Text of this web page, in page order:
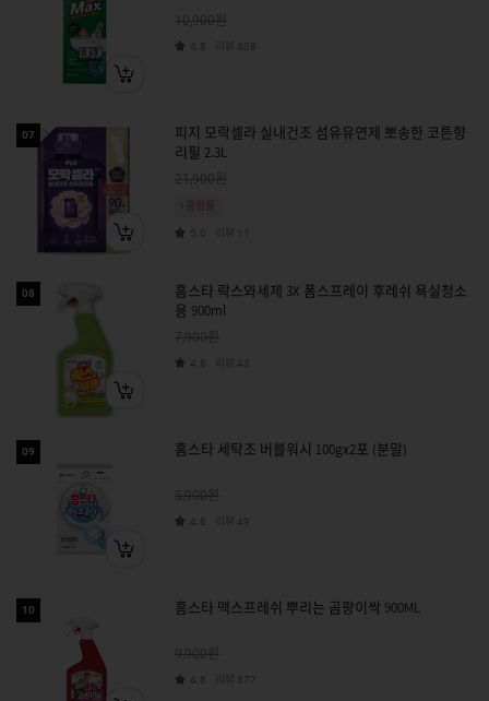
10,900원
4.8 408
07
피지 모락셀라 실내건조 섬유유연제 뽀송한 코튼향
리필 2.3L
21,900원
+증정품
5.0
08
홈스타 락스와세제 3X 폼스프레이 후레쉬 욕실청소
용 900ml
7,900원
4.8 43
09 홈스타 세탁조 버블워시 100gx2포 (분말)
5,900원
4.8 49
10 홈스타 맥스프레쉬 뿌리는 곰팡이싹 900ML
9,900원
4.8 877